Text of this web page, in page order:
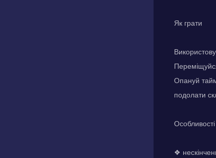
Як грати
Опануй
подолати
Особливості
❖